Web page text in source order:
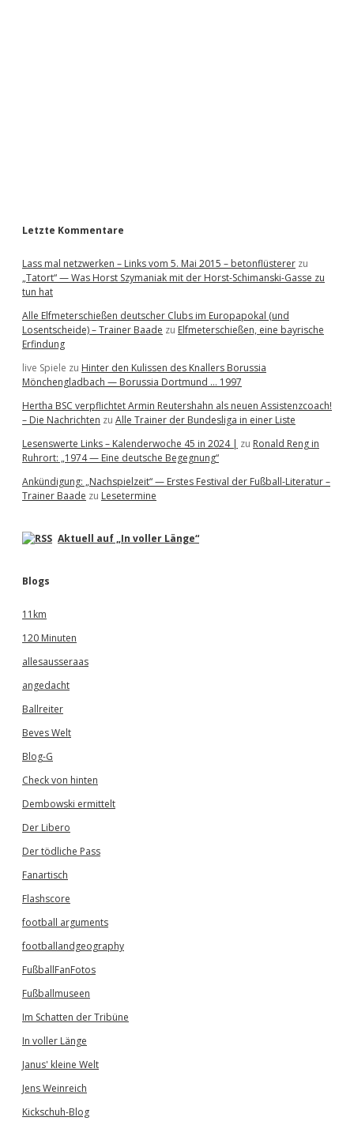
Letzte Kommentare
Lass mal netzwerken – Links vom 5. Mai 2015 – betonflüsterer zu
„Tatort“ — Was Horst Szymaniak mit der Horst-Schimanski-Gasse zu
tun hat
Alle Elfmeterschießen deutscher Clubs im Europapokal (und
Losentscheide) – Trainer Baade zu Elfmeterschießen, eine bayrische
Erfindung
live Spiele zu Hinter den Kulissen des Knallers Borussia
Mönchengladbach — Borussia Dortmund … 1997
Hertha BSC verpflichtet Armin Reutershahn als neuen Assistenzcoach!
– Die Nachrichten zu Alle Trainer der Bundesliga in einer Liste
Lesenswerte Links – Kalenderwoche 45 in 2024 | zu Ronald Reng in
Ruhrort: „1974 — Eine deutsche Begegnung“
Ankündigung: „Nachspielzeit“ — Erstes Festival der Fußball-Literatur –
Trainer Baade zu Lesetermine
Aktuell auf „In voller Länge“
Blogs
11km
120 Minuten
allesausseraas
angedacht
Ballreiter
Beves Welt
Blog-G
Check von hinten
Dembowski ermittelt
Der Libero
Der tödliche Pass
Fanartisch
Flashscore
football arguments
footballandgeography
FußballFanFotos
Fußballmuseen
Im Schatten der Tribüne
In voller Länge
Janus' kleine Welt
Jens Weinreich
Kickschuh-Blog